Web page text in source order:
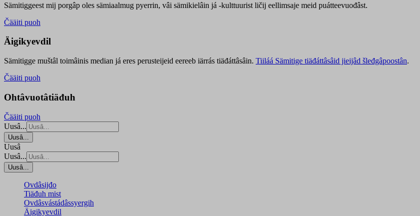
Sämitiggeest mij porgâp oles sämiaalmug pyerrin, vâi sämikielâin já -kulttuurist ličij eellimsaje meid puátteevuođâst.
Čääiti puoh
Äigikyevdil
Sämitigge muštâl toimâinis median já eres perusteijeid eereeb iärrás tiäđáttâsâin. Tiiláá Sämitige tiäđáttâsâid jieijâd šleđgâpoostân.
Čääiti puoh
Ohtâvuotâtiäđuh
Čääiti puoh
Uusâ...
Uusâ...
Uusâ
Uusâ...
Uusâ...
Ovdâsijđo
Tiäđuh mist
Ovdâsvástádâssyergih
Äigikyevdil